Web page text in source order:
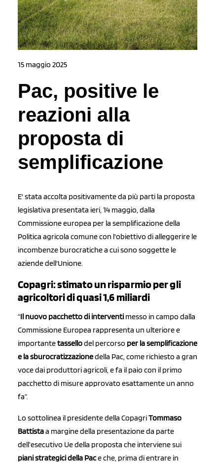
15 maggio 2025
Pac, positive le
reazioni alla
proposta di
semplificazione
E' stata accolta positivamente da più parti la proposta
legislativa presentata ieri, 14 maggio, dalla
Commissione europea per la semplificazione della
Politica agricola comune con l'obiettivo di alleggerire le
incombenze burocratiche a cui sono soggette le
aziende dell'Unione.
Copagri: stimato un risparmio per gli
agricoltori di quasi 1,6 miliardi
“Il nuovo pacchetto di interventi messo in campo dalla
Commissione Europea rappresenta un ulteriore e
importantetassellodel percorso per la semplificazione
e la sburocratizzazionedella Pac, come richiesto a gran
voce dai produttori agricoli, e fa il paio con il primo
pacchetto di misure approvato esattamente un anno
fa”.
Lo sottolinea il presidente della CopagriTommaso
Battistaa margine della presentazione da parte
dell’esecutivo Ue della proposta che interviene sui
piani strategici della Pace che, prima di entrare in